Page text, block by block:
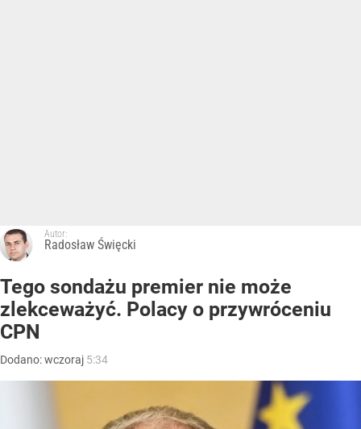
Autor:
Radosław Święcki
Tego sondażu premier nie może
zlekceważyć. Polacy o przywróceniu
CPN
Dodano:wczoraj 5:34